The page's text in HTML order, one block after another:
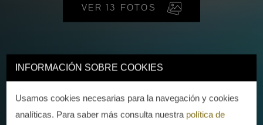
INFORMACIÓN SOBRE COOKIES
Usamos cookies necesarias para la navegación y cookies
analíticas. Para saber más consulta nuestra política de
VER 13 FOTOS